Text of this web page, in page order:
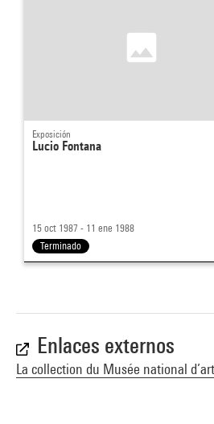
Exposición
Lucio Fontana
15 oct 1987 - 11 ene 1988
Terminado
Enlaces externos
La collection du Musée national